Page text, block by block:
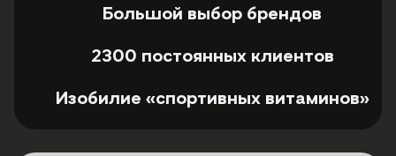
Большой выбор брендов
2300 постоянных клиентов
Изобилие «спортивных витаминов»